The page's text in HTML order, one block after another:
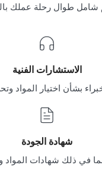
شامل طوال رحلة عملك
الاستشارات الفنية
بشأن اختيار المواد
شهادة الجودة
في ذلك شهادات المواد